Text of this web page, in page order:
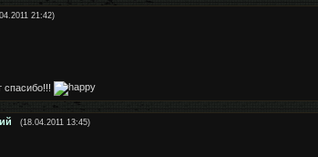
21:42)
спасибо!!!
(18.04.2011 13:45)